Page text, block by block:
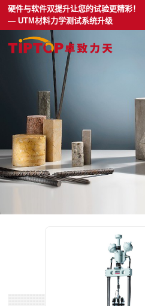
硬件与软件双提升让您的试验更精彩！
— UTM材料力学测试系统升级